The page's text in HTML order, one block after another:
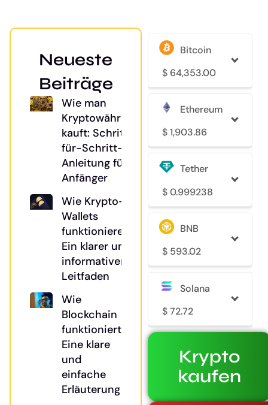
Neueste
Beiträge
Wie man
Kryptowährung
kauft: Schritt-
für-Schritt-
Anleitung für
Anfänger
Wie Krypto-
Wallets
funktionieren:
Ein klarer und
informativer
Leitfaden
Wie
Blockchain
funktioniert:
Eine klare
und
einfache
Erläuterung
Bitcoin
$ 64,353.00
Ethereum
$ 1,903.86
Tether
$ 0.999238
BNB
$ 593.02
Solana
$ 72.72
Krypto
kaufen